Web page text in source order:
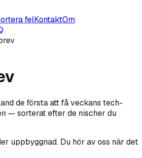
felKontaktOm
de första att få veckans tech-
— sorterat efter de nischer du
uppbyggnad. Du hör av oss när det